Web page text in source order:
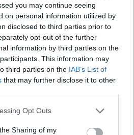
you may continue seeing
on personal information utilized by
disclosed to third parties prior to
opt-out of the further
information by third parties on the
This information may
third parties on the IAB’s List of
that may further disclose it to other
Opt Outs
Sharing of my
capace di restare sette anni
vittoria in un grande torneo su
.
il francese aveva una nuova
e interrompere una serie di
Dzumhur
nel suo esordio
match tutt'altro che semplice